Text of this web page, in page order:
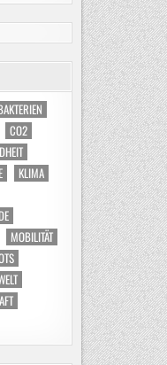
CO2
KLIMA
MOBILITÄT